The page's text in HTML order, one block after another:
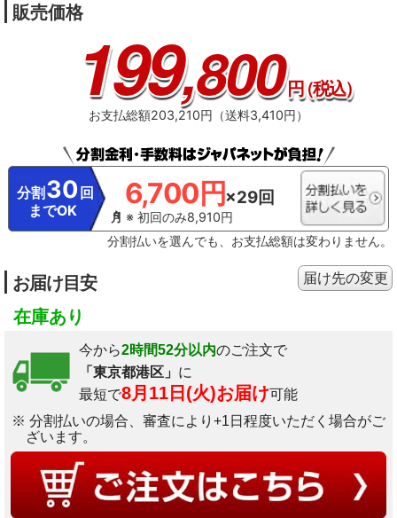
販売価格
199,800円（税込）
お支払総額203,210円（送料3,410円）
分割 30 回
までOK
6,700円×29回
※ 初回のみ8,910円
分割払いを選んでも、お支払総額は変わりません。
お届け目安
在庫あり
今から2時間52分以内のご注文で
「東京都港区」 に
最短で8月11日(火)お届け可能
※ 分割払いの場合、審査により+1日程度いただく場合がご
ざいます。
届け先の変更